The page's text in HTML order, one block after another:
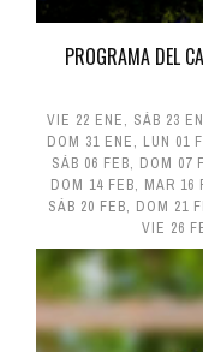
PROGRAMA DEL
VIE 22 ENE, SÁB 23
DOM 31 ENE, LUN 01
SÁB 06 FEB, DOM 07
DOM 14 FEB, MAR 16
SÁB 20 FEB, DOM 21
VIE 26